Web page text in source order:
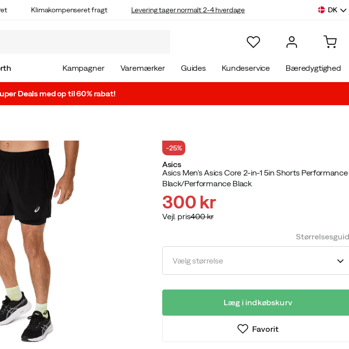
Klimakompenseret fragt Levering tager normalt 2-4 hverdage DK
Kampagner Varemærker Guides Kundeservice Bæredygtighed
Deals med op til 60% rabat!
-25%
Asics
Asics Men's Asics Core 2-in-1 5in Shorts Performance
Black/Performance Black
discounted
300 kr
original
Vejl. pris400 kr
Vælg størrelse
Læg i indkøbskurv
Favorit